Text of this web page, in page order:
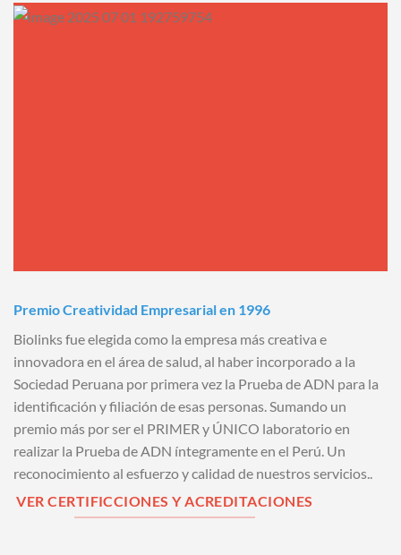
Premio Creatividad Empresarial en 1996
Biolinks fue elegida como la empresa más creativa e
innovadora en el área de salud, al haber incorporado a la
Sociedad Peruana por primera vez la Prueba de ADN para la
identificación y filiación de esas personas. Sumando un
premio más por ser el PRIMER y ÚNICO laboratorio en
realizar la Prueba de ADN íntegramente en el Perú. Un
reconocimiento al esfuerzo y calidad de nuestros servicios..
VER CERTIFICCIONES Y ACREDITACIONES